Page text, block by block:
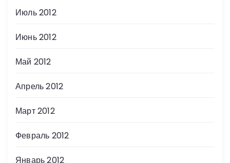
Июль 2012
Июнь 2012
Май 2012
Апрель 2012
Март 2012
Февраль 2012
Январь 2012